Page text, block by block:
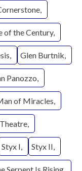
of the Century
Glen Burtnik
Panozzo
of Miracles
Styx I Styx II